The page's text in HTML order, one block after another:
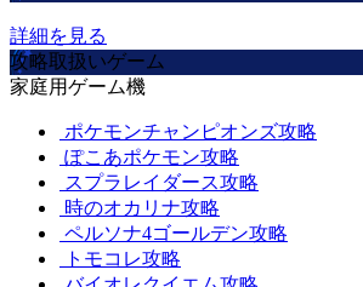
詳細を見る
攻略取扱いゲーム
家庭用ゲーム機
ポケモンチャンピオンズ攻略
ぽこあポケモン攻略
スプラレイダース攻略
時のオカリナ攻略
ペルソナ4ゴールデン攻略
トモコレ攻略